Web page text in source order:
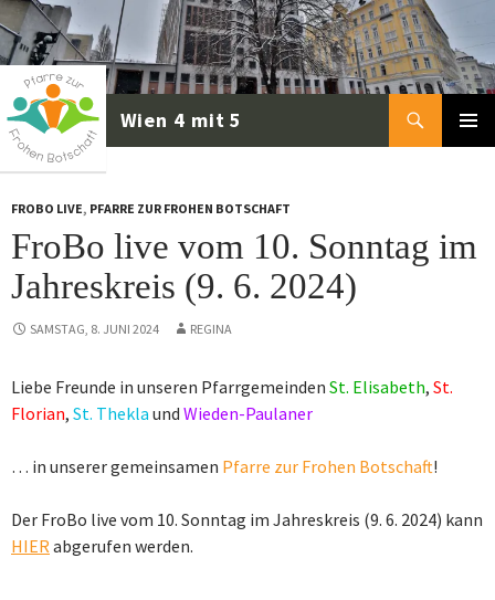
Zum
Inhalt
springen
Suchen
FROBO LIVE, PFARRE ZUR FROHEN BOTSCHAFT
FroBo live vom 10. Sonntag im
Jahreskreis (9. 6. 2024)
SAMSTAG, 8. JUNI 2024 REGINA
Liebe Freunde in unseren Pfarrgemeinden St. Elisabeth, St.
Florian, St. Thekla und Wieden-Paulaner
… in unserer gemeinsamen Pfarre zur Frohen Botschaft!
Der FroBo live vom 10. Sonntag im Jahreskreis (9. 6. 2024) kann
HIERabgerufen werden.